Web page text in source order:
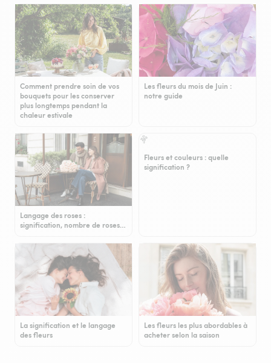
Comment prendre soin de vos
bouquets pour les conserver
plus longtemps pendant la
chaleur estivale
Les fleurs du mois de Juin :
notre guide
Langage des roses :
signification, nombre de roses…
Fleurs et couleurs : quelle
signification ?
La signification et le langage
des fleurs
Les fleurs les plus abordables à
acheter selon la saison